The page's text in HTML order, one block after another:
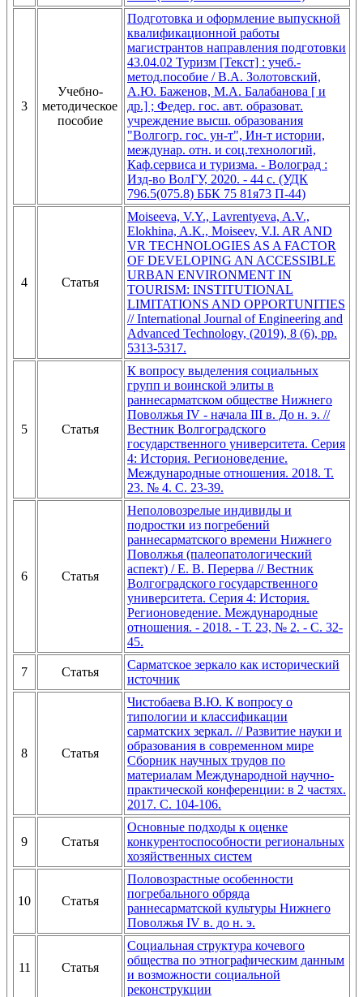
3
Учебно-
методическое
пособие
Подготовка и оформление выпускной
квалификационной работы
магистрантов направления подготовки
43.04.02 Туризм [Текст] : учеб.-
метод.пособие / В.А. Золотовский,
А.Ю. Баженов, М.А. Балабанова [ и
др.] ; Федер. гос. авт. образоват.
учреждение высш. образования
"Волгогр. гос. ун-т", Ин-т истории,
междунар. отн. и соц.технологий,
Каф.сервиса и туризма. - Волоград :
Изд-во ВолГУ, 2020. - 44 с. (УДК
796.5(075.8) ББК 75 81я73 П-44)
4 Статья
Moiseeva, V.Y., Lavrentyeva, A.V.,
Elokhina, A.K., Moiseev, V.I. AR AND
VR TECHNOLOGIES AS A FACTOR
OF DEVELOPING AN ACCESSIBLE
URBAN ENVIRONMENT IN
TOURISM: INSTITUTIONAL
LIMITATIONS AND OPPORTUNITIES
// International Journal of Engineering and
Advanced Technology, (2019), 8 (6), pp.
5313-5317.
5 Статья
К вопросу выделения социальных
групп и воинской элиты в
раннесарматском обществе Нижнего
Поволжья IV - начала III в. До н. э. //
Вестник Волгоградского
государственного университета. Серия
4: История. Регионоведение.
Международные отношения. 2018. Т.
23. № 4. С. 23-39.
6 Статья
Неполовозрелые индивиды и
подростки из погребений
раннесарматского времени Нижнего
Поволжья (палеопатологический
аспект) / Е. В. Перерва // Вестник
Волгоградского государственного
университета. Серия 4: История.
Регионоведение. Международные
отношения. - 2018. - Т. 23, № 2. - С. 32-
45.
7 Статья
Сарматское зеркало как исторический
источник
8 Статья
Чистобаева В.Ю. К вопросу о
типологии и классификации
сарматских зеркал. // Развитие науки и
образования в современном мире
Сборник научных трудов по
материалам Международной научно-
практической конференции: в 2 частях.
2017. С. 104-106.
9 Статья
Основные подходы к оценке
конкурентоспособности региональных
хозяйственных систем
10 Статья
Половозрастные особенности
погребального обряда
раннесарматской культуры Нижнего
Поволжья IV в. до н. э.
11 Статья
Социальная структура кочевого
общества по этнографическим данным
и возможности социальной
реконструкции